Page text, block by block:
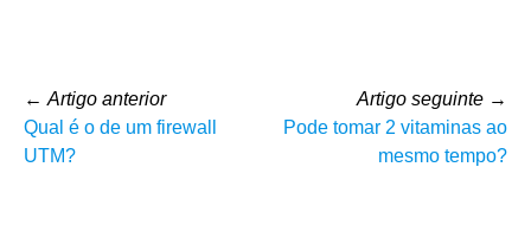
← Artigo anterior
Qual é o de um firewall
UTM?
Artigo seguinte →
Pode tomar 2 vitaminas ao
mesmo tempo?